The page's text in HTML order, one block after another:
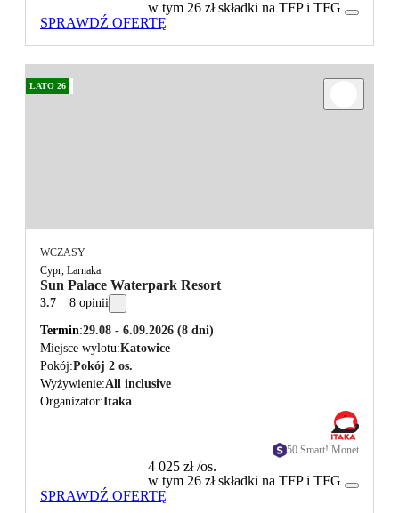
w tym 26 zł składki na TFP i TFG
SPRAWDŹ OFERTĘ
LATO 26
WCZASY
Cypr, Larnaka
Sun Palace Waterpark Resort
3.7 8 opinii
Termin 29.08 - 6.09.2026 (8 dni)
Miejsce wylotu Katowice
Pokój Pokój 2 os.
Wyżywienie All inclusive
Organizator Itaka
50 Smart! Monet
4 025 zł/os.
w tym 26 zł składki na TFP i TFG
SPRAWDŹ OFERTĘ